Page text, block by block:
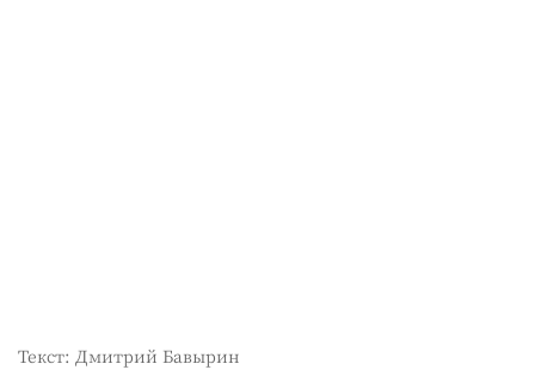
Текст: Дмитрий Бавырин